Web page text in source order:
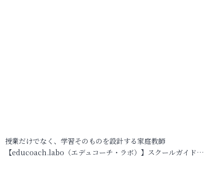
授業だけでなく、学習そのものを設計する家庭教師
【educoach.labo（エデュコーチ・ラボ）】スクールガイド…